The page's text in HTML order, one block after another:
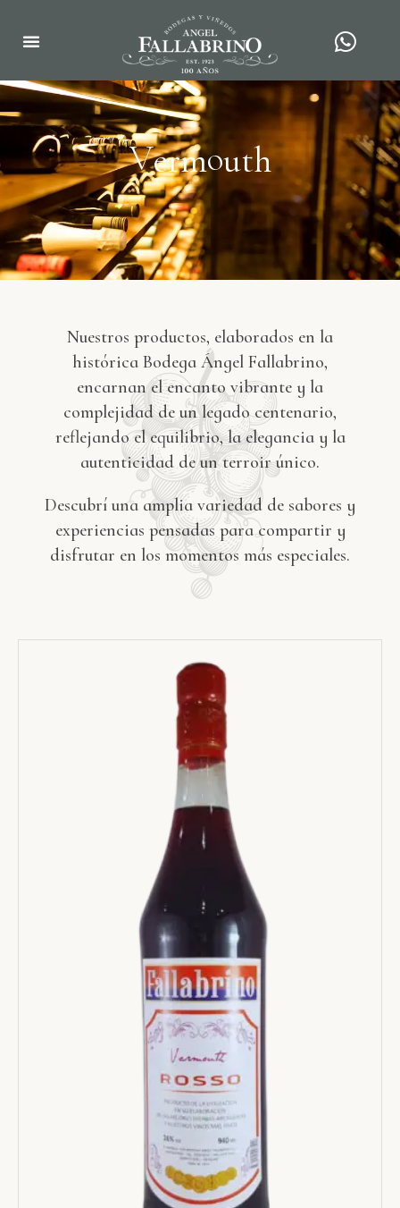
Vermouth
Nuestros productos, elaborados en la
histórica Bodega Ángel Fallabrino,
encarnan el encanto vibrante y la
complejidad de un legado centenario,
reflejando el equilibrio, la elegancia y la
autenticidad de un terroir único.
Descubrí una amplia variedad de sabores y
experiencias pensadas para compartir y
disfrutar en los momentos más especiales.